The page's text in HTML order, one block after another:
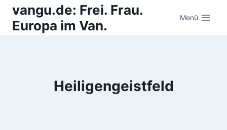
Zum
Inhalt
springen
vangu.de: Frei. Frau.
Europa im Van.
Menü
Heiligengeistfeld